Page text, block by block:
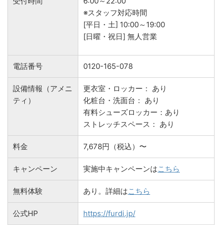
※スタッフ対応時間
[平日・土] 10:00～19:00
[日曜・祝日] 無人営業
電話番号 0120-165-078
設備情報（アメニ
ティ）
更衣室・ロッカー： あり
化粧台・洗面台： あり
有料シューズロッカー：あり
ストレッチスペース： あり
料金 7,678円（税込）〜
キャンペーン 実施中キャンペーンはこちら
無料体験 あり。詳細はこちら
公式HP https://furdi.jp/